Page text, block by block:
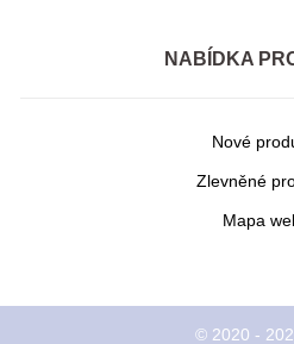
NABÍDKA
Nové
Zlevněné
Mapa
© 2020 -